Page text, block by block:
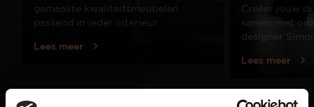
gemaakte kwaliteitsmeubelen
passend in ieder interieur.
Lees meer
Creëer jouw
samen met
designer
Lees meer